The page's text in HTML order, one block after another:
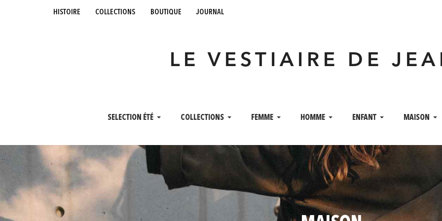
histoire collections boutique journal
LE VESTIAIRE DE
SELECTION ÉTÉ COLLECTIONS FEMME HOMME ENFANT MAISON